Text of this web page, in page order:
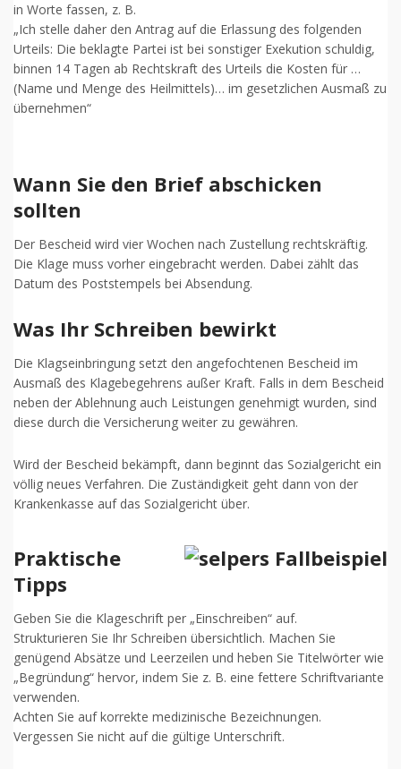
in Worte fassen, z. B.
„Ich stelle daher den Antrag auf die Erlassung des folgenden
Urteils: Die beklagte Partei ist bei sonstiger Exekution schuldig,
binnen 14 Tagen ab Rechtskraft des Urteils die Kosten für …
(Name und Menge des Heilmittels)… im gesetzlichen Ausmaß zu
übernehmen“
Wann Sie den Brief abschicken
sollten
Der Bescheid wird vier Wochen nach Zustellung rechtskräftig.
Die Klage muss vorher eingebracht werden. Dabei zählt das
Datum des Poststempels bei Absendung.
Was Ihr Schreiben bewirkt
Die Klagseinbringung setzt den angefochtenen Bescheid im
Ausmaß des Klagebegehrens außer Kraft. Falls in dem Bescheid
neben der Ablehnung auch Leistungen genehmigt wurden, sind
diese durch die Versicherung weiter zu gewähren.
Wird der Bescheid bekämpft, dann beginnt das Sozialgericht ein
völlig neues Verfahren. Die Zuständigkeit geht dann von der
Krankenkasse auf das Sozialgericht über.
Praktische
Tipps
Geben Sie die Klageschrift per „Einschreiben“ auf.
Strukturieren Sie Ihr Schreiben übersichtlich. Machen Sie
genügend Absätze und Leerzeilen und heben Sie Titelwörter wie
„Begründung“ hervor, indem Sie z. B. eine fettere Schriftvariante
verwenden.
Achten Sie auf korrekte medizinische Bezeichnungen.
Vergessen Sie nicht auf die gültige Unterschrift.